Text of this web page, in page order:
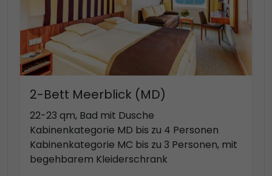
2-Bett Meerblick (MD)
22-23 qm, Bad mit Dusche
Kabinenkategorie MD bis zu 4 Personen
Kabinenkategorie MC bis zu 3 Personen, mit
begehbarem Kleiderschrank